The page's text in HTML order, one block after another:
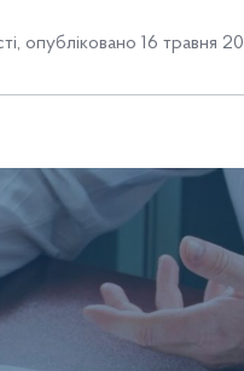
, опубліковано 16 травня